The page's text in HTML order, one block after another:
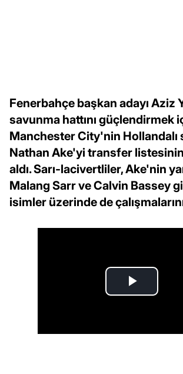
Fenerbahçe başkan adayı Aziz
savunma hattını güçlendirmek
Manchester City'nin Hollandalı
Nathan Ake'yi transfer listesinin
aldı. Sarı-lacivertliler, Ake'nin
Malang Sarr ve Calvin Bassey
isimler üzerinde de